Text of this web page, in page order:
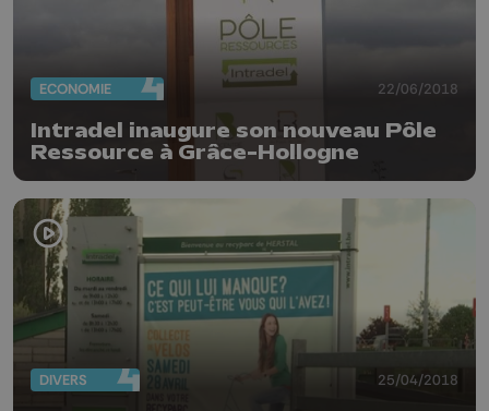
ECONOMIE 22/06/2018
Intradel inaugure son nouveau Pôle
Ressource à Grâce-Hollogne
DIVERS 25/04/2018